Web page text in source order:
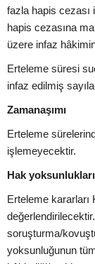
fazla hapis cezası
hapis cezasına
üzere infaz
Erteleme süresi
infaz edilmiş
Zamanaşımı
Erteleme
işlemeyecektir.
Hak yoksunlukları
Erteleme kararları
soruşturma/
yoksunluğunun